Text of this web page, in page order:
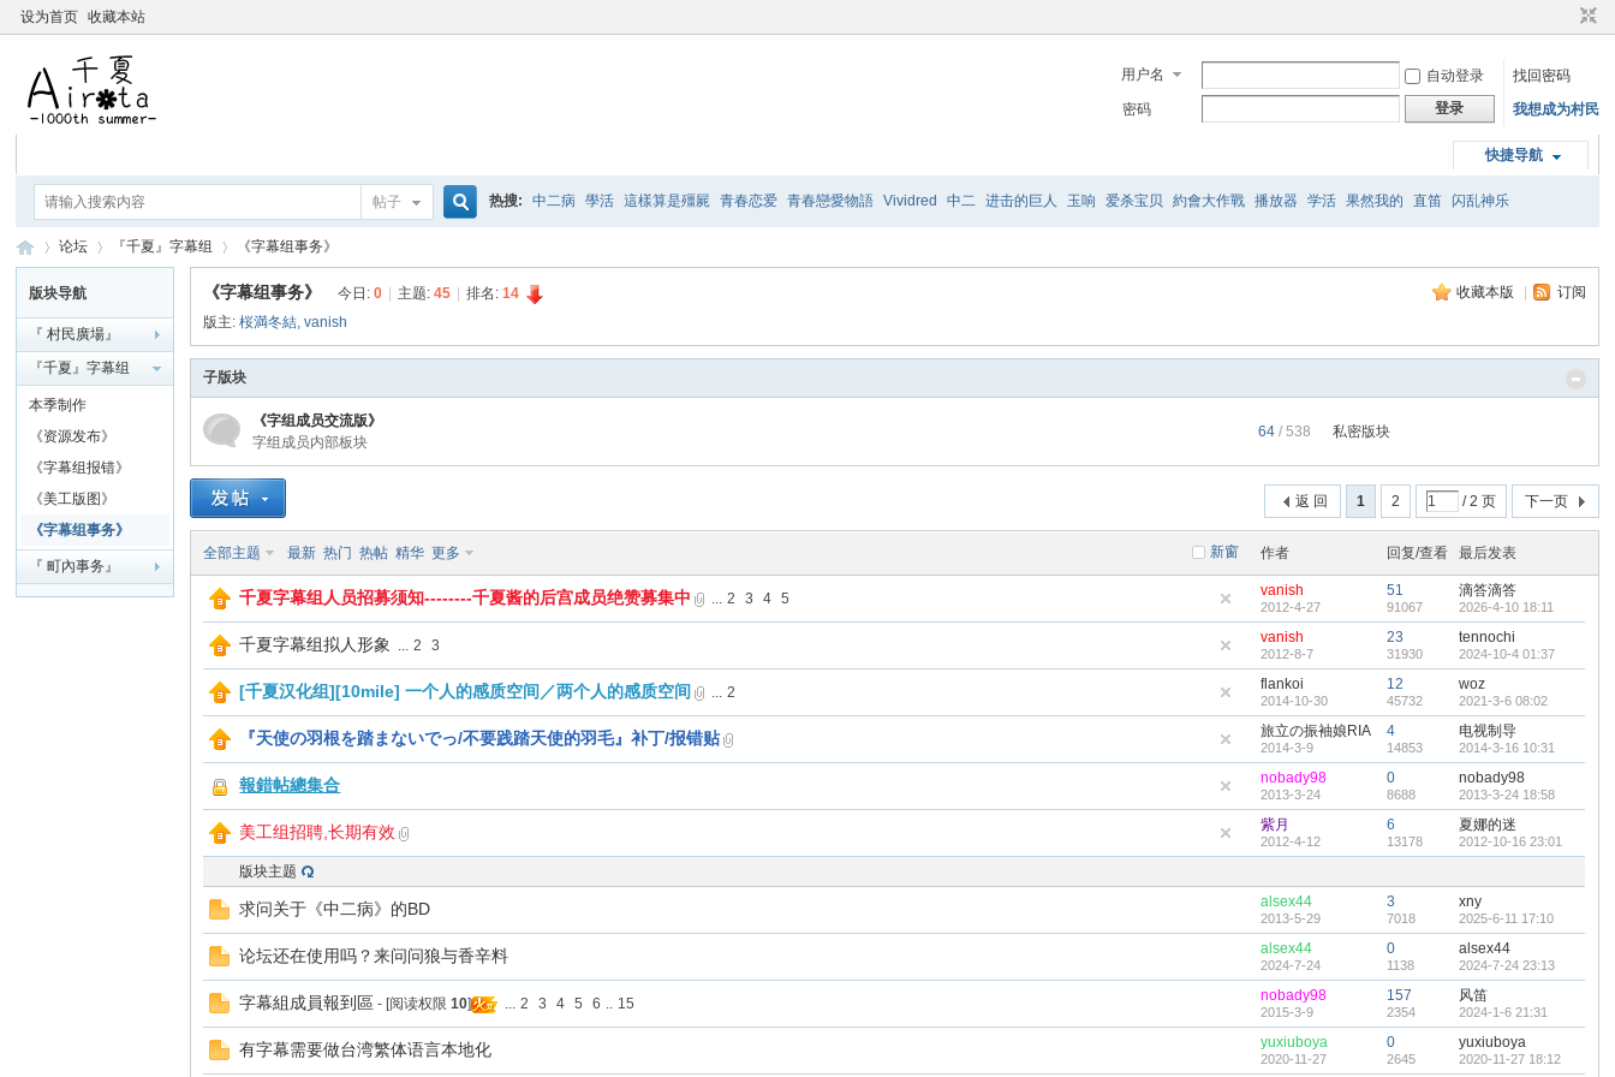
设为首页 收藏本站
用户名 自动登录
找回密码
密码
登录 我想成为村民
快捷导航
帖子 热搜: 中二病 學活 這樣算是殭屍 青春恋爱 青春戀愛物語 Vividred 中二 进击的巨人 玉响 爱杀宝贝 約會大作戰 播放器 学活 果然我的 直笛 闪乱神乐
千 »
论坛
›
『千夏』字幕组
›
《字幕组事务》
版块导航
『 村民廣場』
『千夏』字幕组
本季制作
《资源发布》
《字幕组报错》
《美工版图》
《字幕组事务》
『 町內事务』
收藏本版 订阅
《字幕组事务》 今日:0 主题:45 排名:14
版主:桜満冬結,vanish
子版块
《字组成员交流版》
字组成员内部板块
64 / 538 私密版块
1 2 / 2 页 下一页
返 回
新窗
全部主题 最新 热门 热帖 精华 更多 作者 回复/查看 最后发表
千夏字幕组人员招募须知--------千夏酱的后宫成员绝赞募集中 ... 2 3 4 5 vanish
2012-4-27
51
91067
滴答滴答
2026-4-10 18:11
千夏字幕组拟人形象 ... 2 3 vanish
2012-8-7
23
31930
tennochi
2024-10-4 01:37
[千夏汉化组][10mile] 一个人的感质空间／两个人的感质空间 ... 2 flankoi
2014-10-30
12
45732
woz
2021-3-6 08:02
『天使の羽根を踏まないでっ/不要践踏天使的羽毛』补丁/报错贴 旅立の振袖娘RIA
2014-3-9
4
14853
电视制导
2014-3-16 10:31
報錯帖總集合 nobady98
2013-3-24
0
8688
nobady98
2013-3-24 18:58
美工组招聘,长期有效 紫月
2012-4-12
6
13178
夏娜的迷
2012-10-16 23:01
版块主题
求问关于《中二病》的BD alsex44
2013-5-29
3
7018
xny
2025-6-11 17:10
论坛还在使用吗？来问问狼与香辛料 alsex44
2024-7-24
0
1138
alsex44
2024-7-24 23:13
字幕組成員報到區 - [阅读权限10] ... 2 3 4 5 6 .. 15 nobady98
2015-3-9
157
2354
风笛
2024-1-6 21:31
有字幕需要做台湾繁体语言本地化 yuxiuboya
2020-11-27
0
2645
yuxiuboya
2020-11-27 18:12